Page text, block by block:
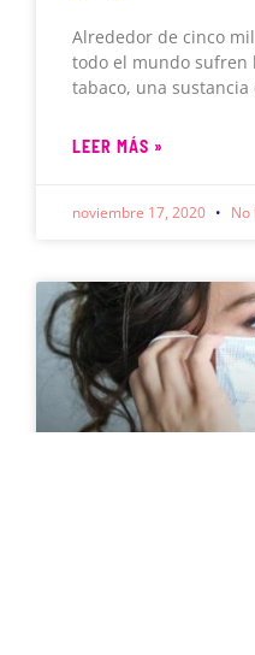
Alrededor de cinco
todo el mundo sufren
tabaco, una sustancia
LEER MÁS »
noviembre 17, 2020 No